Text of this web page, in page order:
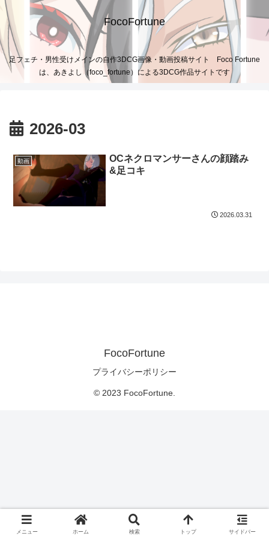
FocoFortune
足フェチ・男性受けメインの自作3DCG画像・動画投稿サイト Foco Fortune
は、あきよし（foco_fortune）による3DCG作品サイトです
2026-03
動画
OCネクロマンサーさんの顔踏み
&足コキ
2026.03.31
FocoFortune
プライバシーポリシー
© 2023 FocoFortune.
メニュー ホーム 検索 トップ サイドバー